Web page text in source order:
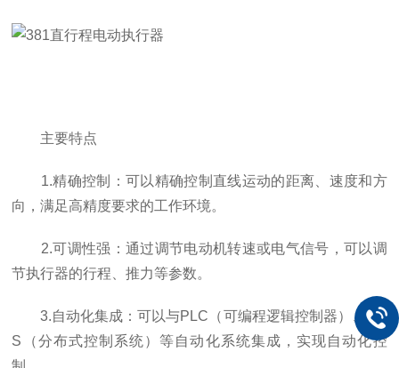
主要特点
1.精确控制：可以精确控制直线运动的距离、速度和方
向，满足高精度要求的工作环境。
2.可调性强：通过调节电动机转速或电气信号，可以调
节执行器的行程、推力等参数。
3.自动化集成：可以与PLC（可编程逻辑控制器）、DC
S（分布式控制系统）等自动化系统集成，实现自动化控